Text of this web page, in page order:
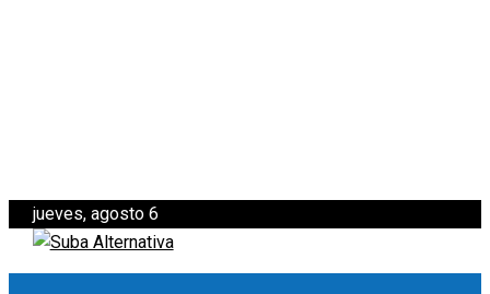
jueves, agosto 6